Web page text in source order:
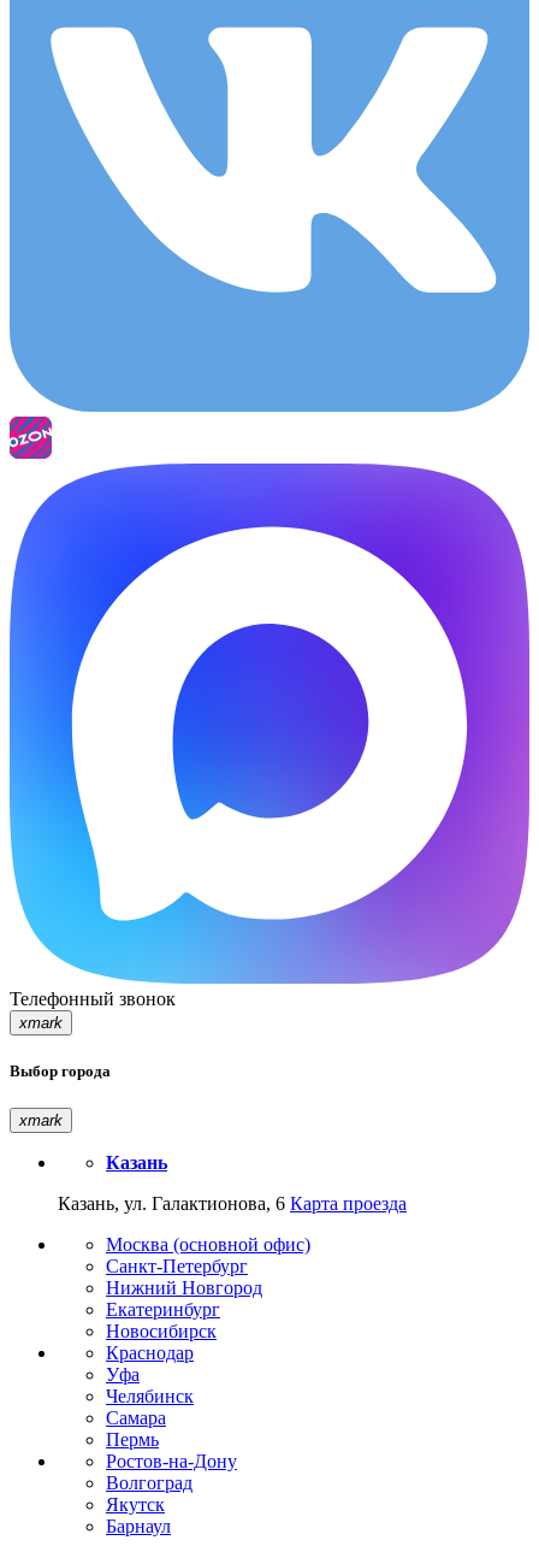
Телефонный звонок
xmark
Выбор города
xmark
Казань
Казань, ул. Галактионова, 6 Карта проезда
Москва (основной офис)
Санкт-Петербург
Нижний Новгород
Екатеринбург
Новосибирск
Краснодар
Уфа
Челябинск
Самара
Пермь
Ростов-на-Дону
Волгоград
Якутск
Барнаул